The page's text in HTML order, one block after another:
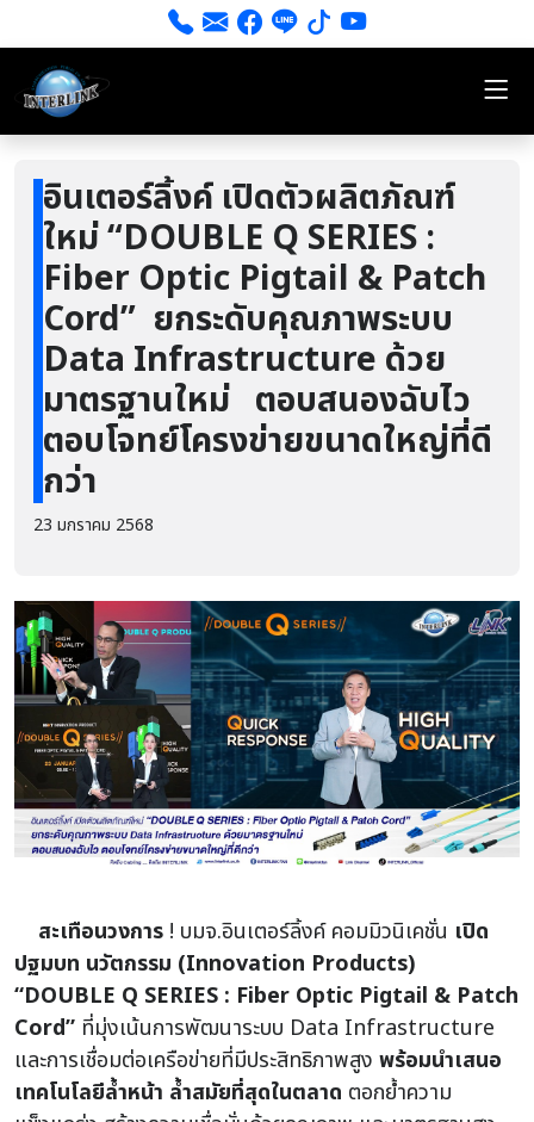
อินเตอร์ลิ้งค์ เปิดตัวผลิตภัณฑ์
ใหม่ “DOUBLE Q SERIES :
Fiber Optic Pigtail & Patch
Cord” ยกระดับคุณภาพระบบ
Data Infrastructure ด้วย
มาตรฐานใหม่ ตอบสนองฉับไว
ตอบโจทย์โครงข่ายขนาดใหญ่ที่ดี
กว่า
23 มกราคม 2568
สะเทือนวงการ ! บมจ.อินเตอร์ลิ้งค์ คอมมิวนิเคชั่น เปิด
ปฐมบท นวัตกรรม (Innovation Products)
“DOUBLE Q SERIES : Fiber Optic Pigtail & Patch
Cord” ที่มุ่งเน้นการพัฒนาระบบ Data Infrastructure
และการเชื่อมต่อเครือข่ายที่มีประสิทธิภาพสูง พร้อมนำเสนอ
เทคโนโลยีล้ำหน้า ล้ำสมัยที่สุดในตลาด ตอกย้ำความ